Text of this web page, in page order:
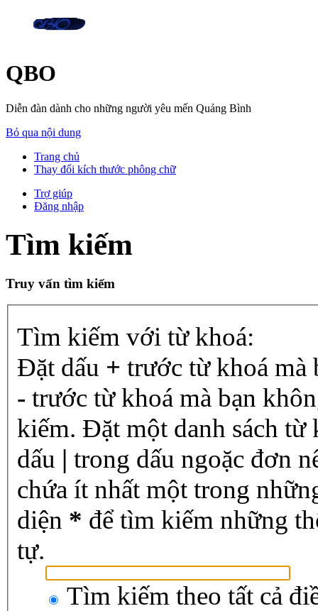
QBO
Diễn đàn dành cho những người yêu mến Quảng Bình
Bỏ qua nội dung
Trang chủ
Thay đổi kích thước phông chữ
Trợ giúp
Đăng nhập
Tìm kiếm
Truy vấn tìm kiếm
Tìm kiếm với từ khoá:
Đặt dấu + trước từ khoá mà
- trước từ khoá mà bạn
kiếm. Đặt một danh sách từ
dấu | trong dấu ngoặc đơn
chứa ít nhất một trong
diện * để tìm kiếm những
tự.
Tìm kiếm theo tất cả